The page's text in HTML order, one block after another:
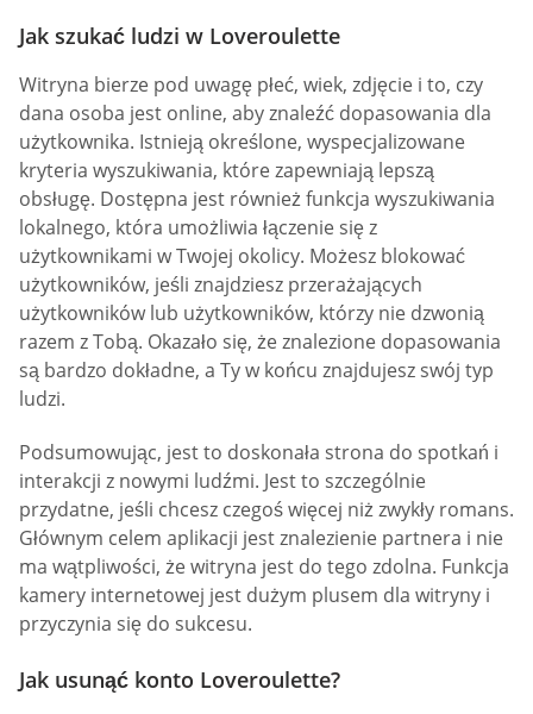
Jak szukać ludzi w Loveroulette
Witryna bierze pod uwagę płeć, wiek, zdjęcie i to, czy
dana osoba jest online, aby znaleźć dopasowania dla
użytkownika. Istnieją określone, wyspecjalizowane
kryteria wyszukiwania, które zapewniają lepszą
obsługę. Dostępna jest również funkcja wyszukiwania
lokalnego, która umożliwia łączenie się z
użytkownikami w Twojej okolicy. Możesz blokować
użytkowników, jeśli znajdziesz przerażających
użytkowników lub użytkowników, którzy nie dzwonią
razem z Tobą. Okazało się, że znalezione dopasowania
są bardzo dokładne, a Ty w końcu znajdujesz swój typ
ludzi.
Podsumowując, jest to doskonała strona do spotkań i
interakcji z nowymi ludźmi. Jest to szczególnie
przydatne, jeśli chcesz czegoś więcej niż zwykły romans.
Głównym celem aplikacji jest znalezienie partnera i nie
ma wątpliwości, że witryna jest do tego zdolna. Funkcja
kamery internetowej jest dużym plusem dla witryny i
przyczynia się do sukcesu.
Jak usunąć konto Loveroulette?